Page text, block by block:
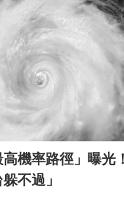
機率路徑」曝光
不過」